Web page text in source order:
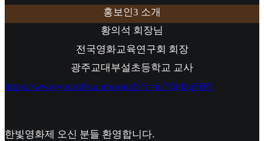
홍보인3 소개
황의석 회장님
전국영화교육연구회 회장
광주교대부설초등학교 교사
https://www.youtube.com/watch?v=iu7Qi8zg5HY
한빛영화제 오신 분들 환영합니다.